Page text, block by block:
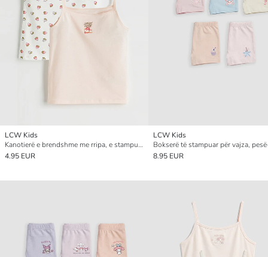
LCW Kids
Kanotierë e brendshme me rripa, e stampuar me luleshtrydhe, për vajza, 2 copë
4.95 EUR
LCW Kids
Bokserë të stampuar për vajza,
8.95 EUR